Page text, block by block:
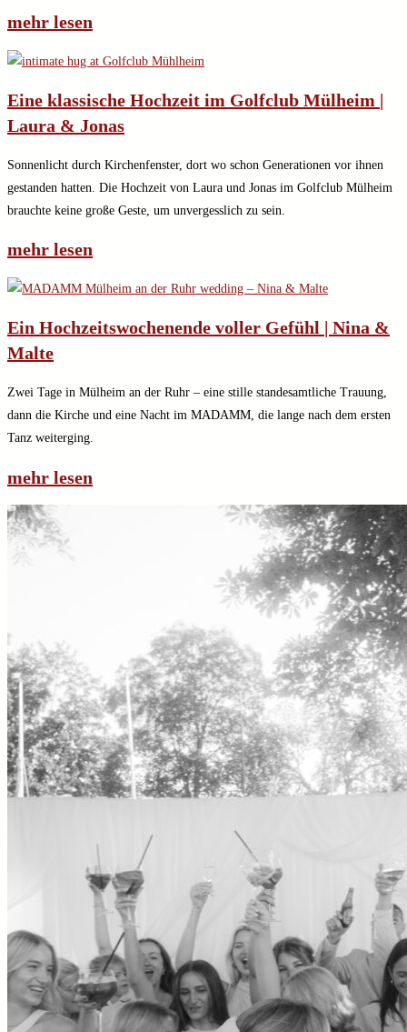
mehr lesen
Eine klassische Hochzeit im Golfclub Mülheim |
Laura & Jonas
Sonnenlicht durch Kirchenfenster, dort wo schon Generationen vor ihnen
gestanden hatten. Die Hochzeit von Laura und Jonas im Golfclub Mülheim
brauchte keine große Geste, um unvergesslich zu sein.
mehr lesen
Ein Hochzeitswochenende voller Gefühl | Nina &
Malte
Zwei Tage in Mülheim an der Ruhr – eine stille standesamtliche Trauung,
dann die Kirche und eine Nacht im MADAMM, die lange nach dem ersten
Tanz weiterging.
mehr lesen